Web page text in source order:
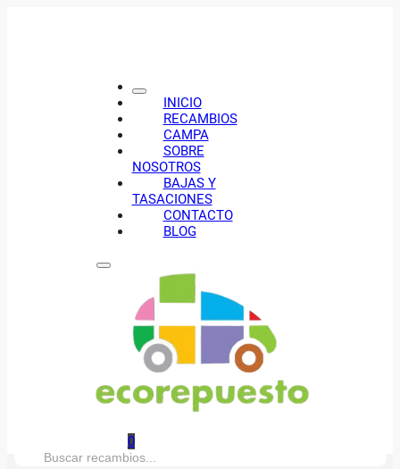
INICIO
RECAMBIOS
CAMPA
SOBRE
NOSOTROS
BAJAS Y
TASACIONES
CONTACTO
BLOG
0
Buscar: